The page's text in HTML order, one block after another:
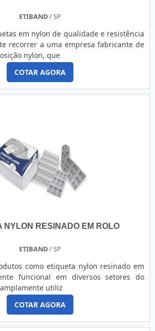
ETIBAND/ SP
em nylon de qualidade e resistência
recorrer a uma empresa fabricante de
nylon, que
COTAR AGORA
NYLON RESINADO EM ROLO
ETIBAND/ SP
como etiqueta nylon resinado em
funcional em diversos setores do
utiliz
COTAR AGORA